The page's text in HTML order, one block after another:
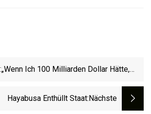
„Wenn Ich 100 Milliarden Dollar Hätte,
Broke Mike Tyson Enthüllt Seine
„höchste“ Errungenschaft Im Leben
Hayabusa Enthüllt Staat:nächste